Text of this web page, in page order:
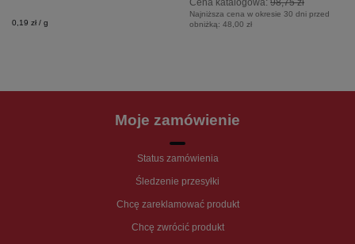
0,19 zł / g
Cena katalogowa: 98,75 zł
Najniższa cena w okresie 30 dni przed
obniżką: 48,00 zł
Moje zamówienie
Status zamówienia
Śledzenie przesyłki
Chcę zareklamować produkt
Chcę zwrócić produkt